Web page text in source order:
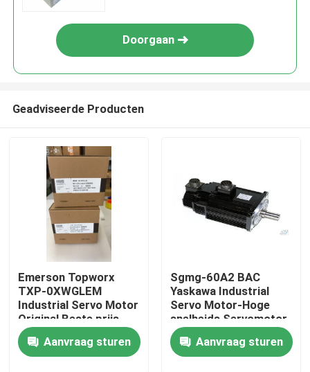
Doorgaan
Geadviseerde Producten
Emerson Topworx
TXP-0XWGLEM
Industrial Servo Motor
Original Beste prijs
Aanvraag sturen
Sgmg-60A2 BAC
Yaskawa Industrial
Servo Motor-Hoge
snelheids Servomotor
6000W
Aanvraag sturen